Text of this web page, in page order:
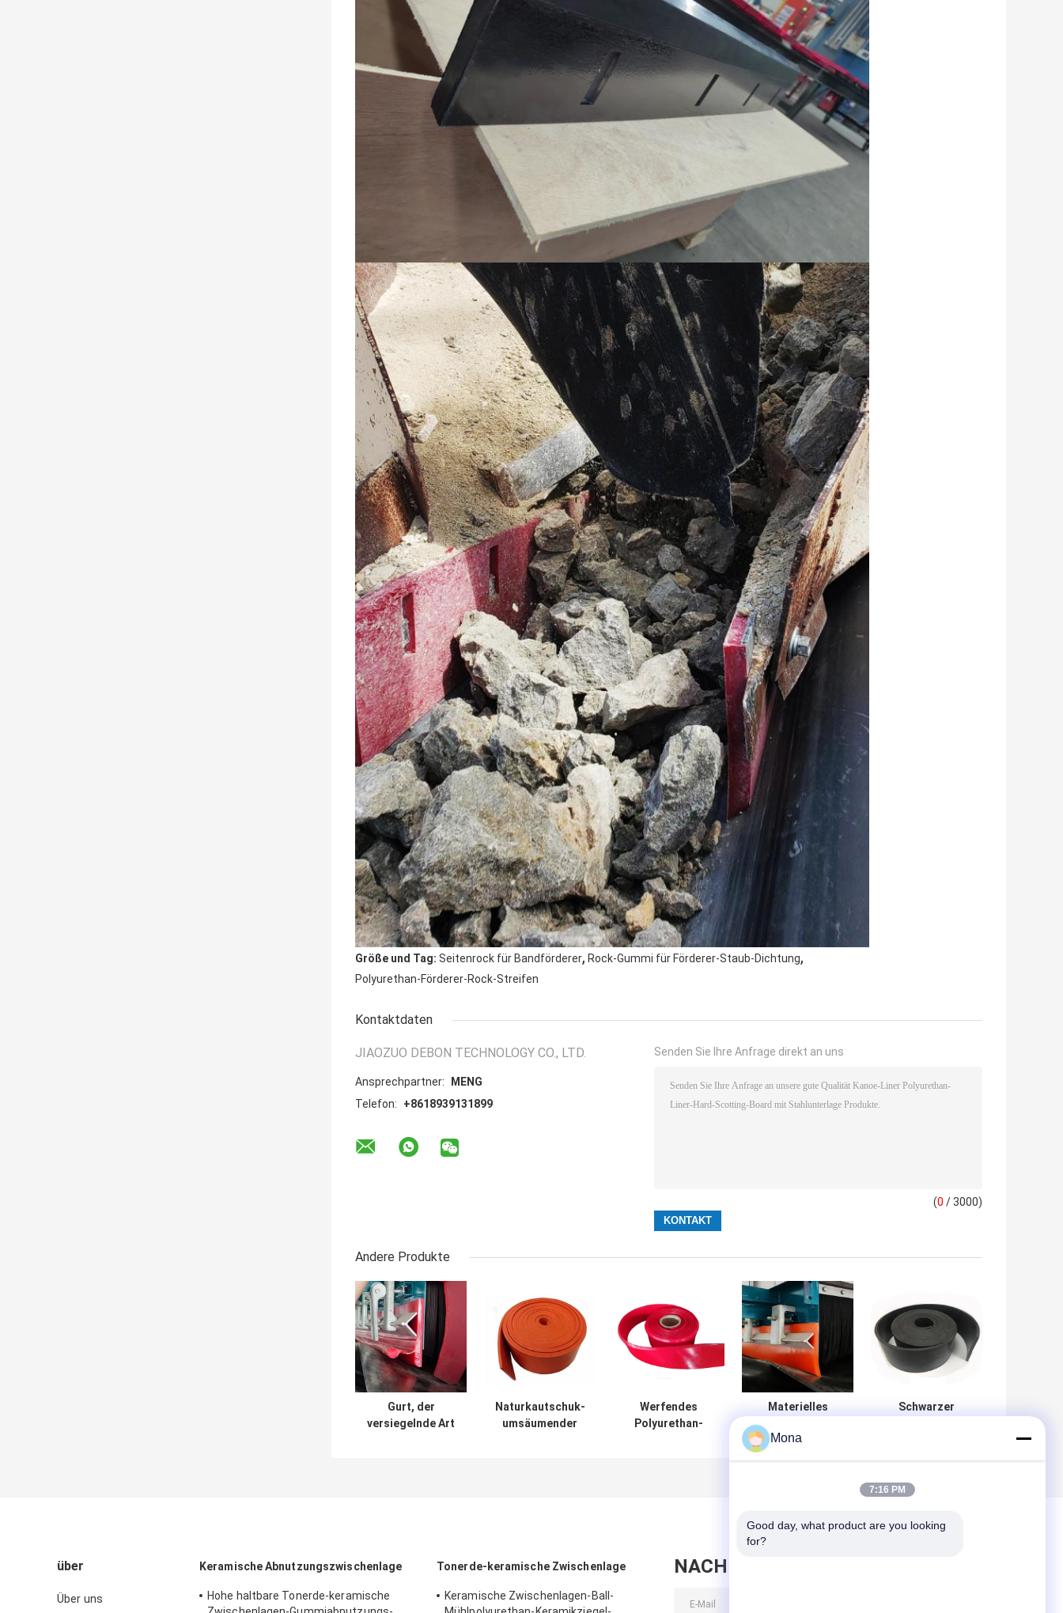
Größe und Tag: Seitenrock für Bandförderer, Rock-Gummi für Förderer-Staub-Dichtung,
Polyurethan-Förderer-Rock-Streifen
Kontaktdaten
JIAOZUO DEBON TECHNOLOGY CO., LTD.
Ansprechpartner:
MENG
Telefon:
+8618939131899
Senden Sie Ihre Anfrage direkt an uns
(0 / 3000)
Andere Produkte
Gurt, der
versiegelnde Art
Naturkautschuk-
umsäumender
Werfendes
Polyurethan-
Materielles
Förderer-Rock-
Massenbrett 8mm
Schwarzer
Gummierung
über
Über uns
Keramische Abnutzungszwischenlage
Hohe haltbare Tonerde-keramische
Tonerde-keramische Zwischenlage
Keramische Zwischenlagen-Ball-
NACHRICHT HINTERLASSEN
Mona
7:16 PM
Good day, what product are you looking
for?